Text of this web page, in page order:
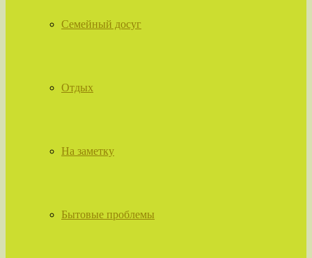
Семейный досуг
Отдых
На заметку
Бытовые проблемы